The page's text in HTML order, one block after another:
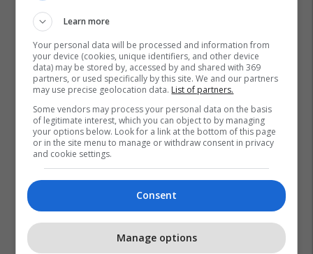
MEKA HALAL FOOD
A po don me rrnu n’deti?
Kursimet mund t’ju sjellin një
banesë
Banka Ekonomike
përmes përvojës praktike me
EduCare
Edu Care
Learn more
Your personal data will be processed and information from
your device (cookies, unique identifiers, and other device
data) may be stored by, accessed by and shared with 369
partners, or used specifically by this site. We and our partners
may use precise geolocation data. List of partners.
Some vendors may process your personal data on the basis
of legitimate interest, which you can object to by managing
your options below. Look for a link at the bottom of this page
or in the site menu to manage or withdraw consent in privacy
and cookie settings.
Consent
Manage options